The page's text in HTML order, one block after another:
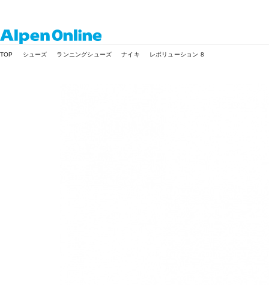
Online
TOP シューズ ランニングシューズ ナイキ レボリューション 8